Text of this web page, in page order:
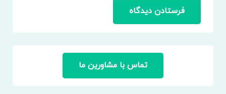
فرستادن دیدگاه
تماس با مشاورین ما